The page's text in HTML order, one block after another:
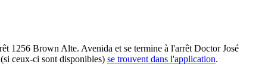
1256 Brown Alte. Avenida et se termine à l'arrêt Doctor José
ceux-ci sont disponibles) se trouvent dans l'application.